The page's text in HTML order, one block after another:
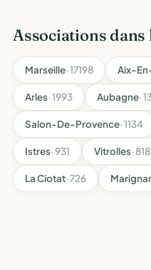
Associations
Marseille· 17198 Aix-
Arles· 1993 Aubagne·
Salon-De-Provence· 1134
Istres· 931 Vitrolles· 818
La Ciotat· 726